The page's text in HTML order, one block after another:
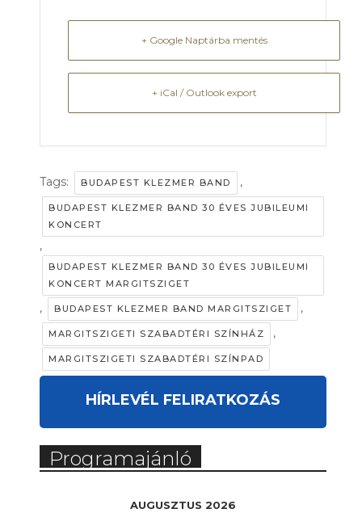
+ Google Naptárba mentés
+ iCal / Outlook export
Tags: BUDAPEST KLEZMER BAND ,
BUDAPEST KLEZMER BAND 30 ÉVES JUBILEUMI
KONCERT
,
BUDAPEST KLEZMER BAND 30 ÉVES JUBILEUMI
KONCERT MARGITSZIGET
, BUDAPEST KLEZMER BAND MARGITSZIGET ,
MARGITSZIGETI SZABADTÉRI SZÍNHÁZ ,
MARGITSZIGETI SZABADTÉRI SZÍNPAD
HÍRLEVÉL FELIRATKOZÁS
Programajánló
AUGUSZTUS 2026